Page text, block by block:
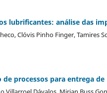
lubrificantes: análise das
Clóvis Pinho Finger, Tamires
de processos para entrega